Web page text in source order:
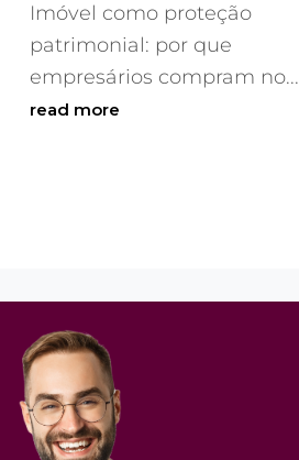
Imóvel como proteção
patrimonial: por que
empresários compram no...
read more